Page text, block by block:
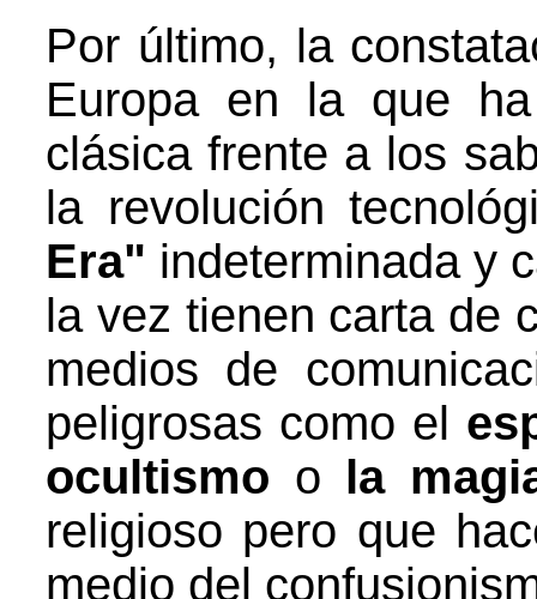
Por último, la
Europa en la que
clásica frente a los
la revolución
Era" indeterminada y
la vez tienen carta de
medios de
peligrosas como el
ocultismo o la
religioso pero que
medio del